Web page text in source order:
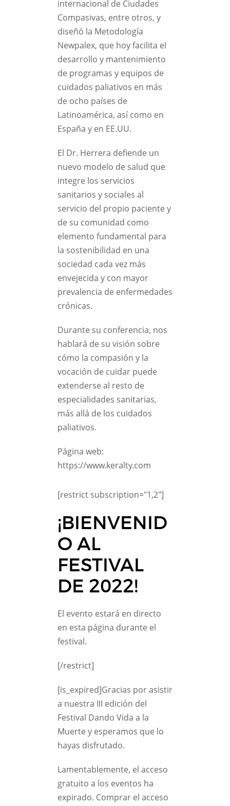
internacional de Ciudades
Compasivas, entre otros, y
diseñó la Metodología
Newpalex, que hoy facilita el
desarrollo y mantenimiento
de programas y equipos de
cuidados paliativos en más
de ocho países de
Latinoamérica, así como en
España y en EE.UU.
El Dr. Herrera defiende un
nuevo modelo de salud que
integre los servicios
sanitarios y sociales al
servicio del propio paciente y
de su comunidad como
elemento fundamental para
la sostenibilidad en una
sociedad cada vez más
envejecida y con mayor
prevalencia de enfermedades
crónicas.
Durante su conferencia, nos
hablará de su visión sobre
cómo la compasión y la
vocación de cuidar puede
extenderse al resto de
especialidades sanitarias,
más allá de los cuidados
paliativos.
Página web:
https://www.keralty.com
[restrict subscription="1,2"]
¡BIENVENID
O AL
FESTIVAL
DE 2022!
El evento estará en directo
en esta página durante el
festival.
[/restrict]
[is_expired]Gracias por asistir
a nuestra III edición del
Festival Dando Vida a la
Muerte y esperamos que lo
hayas disfrutado.
Lamentablemente, el acceso
gratuito a los eventos ha
expirado. Comprar el acceso